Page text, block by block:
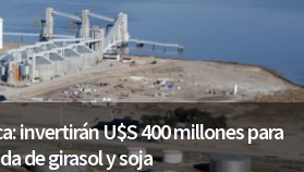
invertirán U$S 400 millones para
de girasol y soja